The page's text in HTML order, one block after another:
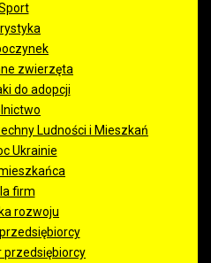
zwierzęta
do adopcji
Ludności i Mieszkań
Ukrainie
firm
rozwoju
przedsiębiorcy